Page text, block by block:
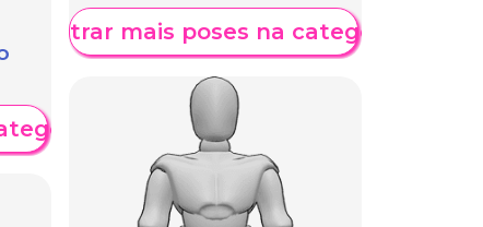
Mostrar mais poses na categoria